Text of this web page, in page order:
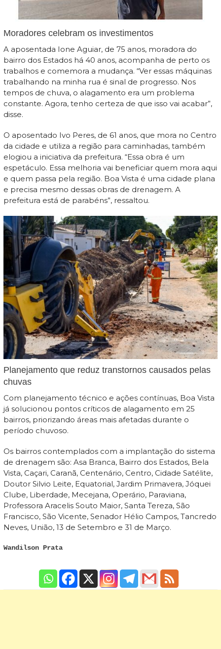
Moradores celebram os investimentos
A aposentada Ione Aguiar, de 75 anos, moradora do
bairro dos Estados há 40 anos, acompanha de perto os
trabalhos e comemora a mudança. “Ver essas máquinas
trabalhando na minha rua é sinal de progresso. Nos
tempos de chuva, o alagamento era um problema
constante. Agora, tenho certeza de que isso vai acabar”,
disse.
O aposentado Ivo Peres, de 61 anos, que mora no Centro
da cidade e utiliza a região para caminhadas, também
elogiou a iniciativa da prefeitura. “Essa obra é um
espetáculo. Essa melhoria vai beneficiar quem mora aqui
e quem passa pela região. Boa Vista é uma cidade plana
e precisa mesmo dessas obras de drenagem. A
prefeitura está de parabéns”, ressaltou.
Planejamento que reduz transtornos causados pelas
chuvas
Com planejamento técnico e ações contínuas, Boa Vista
já solucionou pontos críticos de alagamento em 25
bairros, priorizando áreas mais afetadas durante o
período chuvoso.
Os bairros contemplados com a implantação do sistema
de drenagem são: Asa Branca, Bairro dos Estados, Bela
Vista, Caçari, Caranã, Centenário, Centro, Cidade Satélite,
Doutor Silvio Leite, Equatorial, Jardim Primavera, Jóquei
Clube, Liberdade, Mecejana, Operário, Paraviana,
Professora Aracelis Souto Maior, Santa Tereza, São
Francisco, São Vicente, Senador Hélio Campos, Tancredo
Neves, União, 13 de Setembro e 31 de Março.
Wandilson Prata